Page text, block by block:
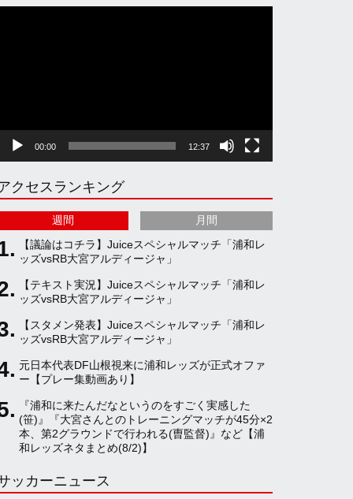
s
g
r
a
m
k
k
u
b
e
C
h
n
e
00:00 12:37
クセスランキング
週間 月間
【議論はコチラ】Juiceスペシャルマッチ「浦和レ
ッズvsRB大宮アルディージャ」
【テキスト実況】Juiceスペシャルマッチ「浦和レ
ッズvsRB大宮アルディージャ」
【スタメン発表】Juiceスペシャルマッチ「浦和レ
ッズvsRB大宮アルディージャ」
元日本代表DF山根視来に浦和レッズが正式オファ
ー【プレー集動画あり】
『浦和に来たんだなというのをすごく実感した
(笹)』『大宮さんとのトレーニングマッチが45分×2
本、第2グラウンドで行われる(曺監督)』など【浦
和レッズネタまとめ(8/2)】
ッカーニュース